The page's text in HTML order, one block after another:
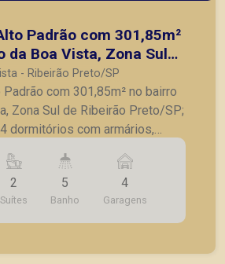
Padrão com 301,85m²
da Boa Vista, Zona Sul
SP;
- Ribeirão Preto/SP
com 301,85m² no bairro
Zona Sul de Ribeirão Preto/SP;
dormitórios com armários,
suíte com closet e banheira; -
box e gabinete; - Roupeiro
- Sala para 2 ambientes -
TV com sofá americano; -
gabinete; - Cozinha com
2
Suítes
5
Banho
4
Garagens